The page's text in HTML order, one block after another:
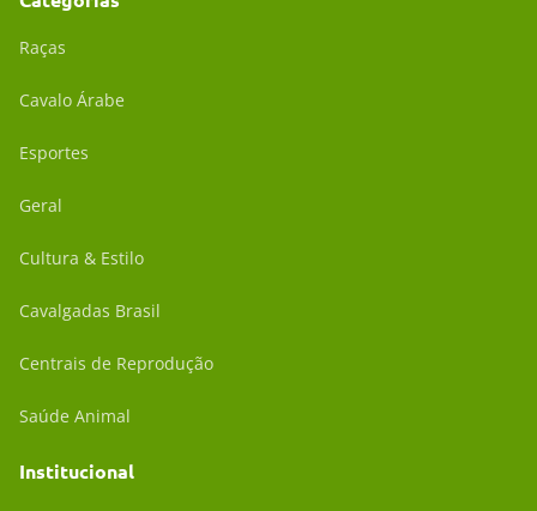
Raças
Cavalo Árabe
Esportes
Geral
Cultura & Estilo
Cavalgadas Brasil
Centrais de Reprodução
Saúde Animal
Institucional